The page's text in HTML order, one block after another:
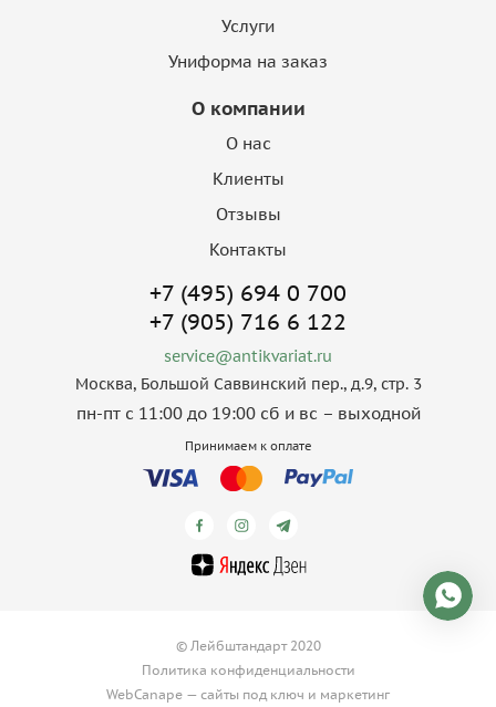
Услуги
Униформа на заказ
О компании
О нас
Клиенты
Отзывы
Контакты
+7 (495) 694 0 700
+7 (905) 716 6 122
service@antikvariat.ru
Москва, Большой Саввинский пер., д.9, стр. 3
пн-пт с 11:00 до 19:00 сб и вс – выходной
Принимаем к оплате
© Лейбштандарт 2020
Политика конфиденциальности
WebCanape — сайты под ключ и маркетинг